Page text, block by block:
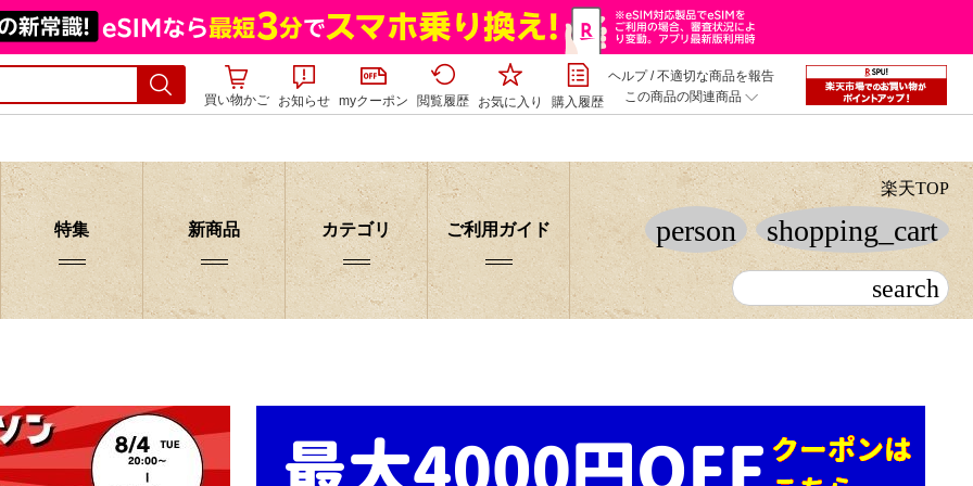
買い物かご お知らせ myクーポン 閲覧履歴 お気に入り 購入履歴
ヘルプ/不適切な商品を報告
この商品の関連商品